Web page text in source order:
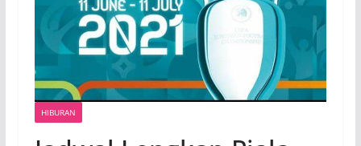
HIBURAN